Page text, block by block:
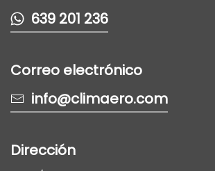
639 201 236
Correo electrónico
info@climaero.com
Dirección